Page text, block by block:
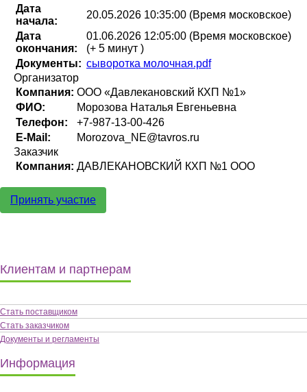
Дата
начала:
20.05.2026 10:35:00 (Время московское)
Дата
окончания:
01.06.2026 12:05:00 (Время московское)
(+ 5 минут )
Документы: сыворотка молочная.pdf
Организатор
Компания: ООО «Давлекановский КХП №1»
ФИО:
Морозова Наталья Евгеньевна
Телефон:
+7-987-13-00-426
E-Mail:
Morozova_NE@tavros.ru
Заказчик
Компания: ДАВЛЕКАНОВСКИЙ КХП №1 ООО
Принять участие
Клиентам и партнерам
Стать поставщиком
Стать заказчиком
Документы и регламенты
Информация